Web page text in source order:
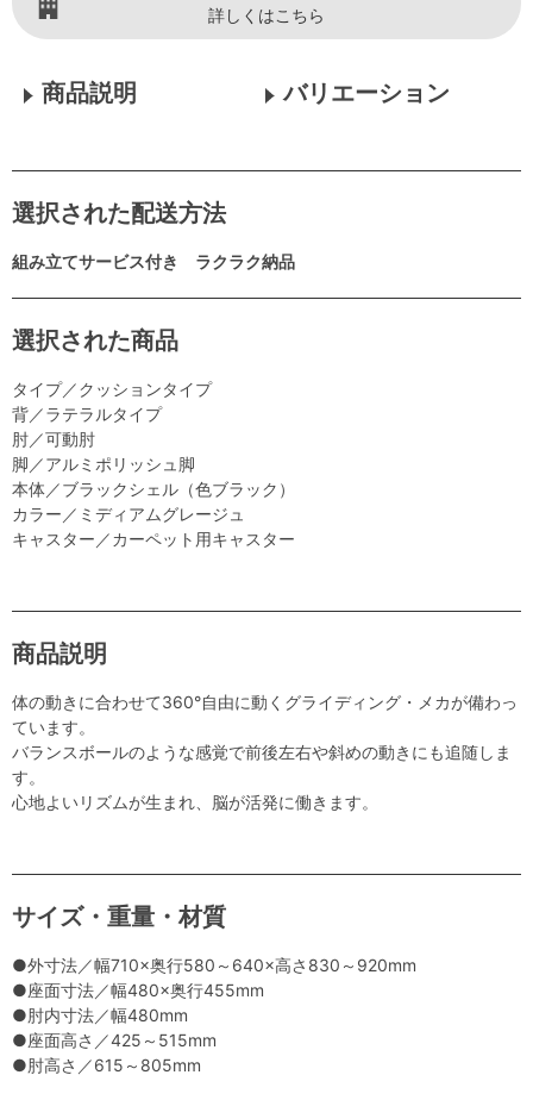
詳しくはこちら
商品説明 バリエーション
選択された配送方法
組み立てサービス付き ラクラク納品
選択された商品
タイプ／クッションタイプ
背／ラテラルタイプ
肘／可動肘
脚／アルミポリッシュ脚
本体／ブラックシェル（色ブラック）
カラー／ミディアムグレージュ
キャスター／カーペット用キャスター
商品説明
体の動きに合わせて360°自由に動くグライディング・メカが備わっ
ています。
バランスボールのような感覚で前後左右や斜めの動きにも追随しま
す。
心地よいリズムが生まれ、脳が活発に働きます。
サイズ・重量・材質
●外寸法／幅710×奥行580～640×高さ830～920mm
●座面寸法／幅480×奥行455mm
●肘内寸法／幅480mm
●座面高さ／425～515mm
●肘高さ／615～805mm